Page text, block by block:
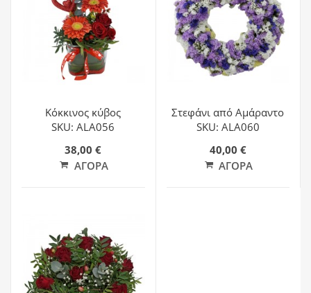
Κόκκινος κύβος
SKU: ALA056
38,00 €
ΑΓΟΡΆ
Στεφάνι από Αμάραντο
SKU: ALA060
40,00 €
ΑΓΟΡΆ